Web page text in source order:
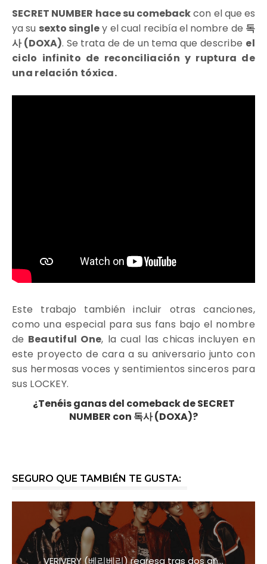
SECRET NUMBER hace su comebackcon el que es
ya su sexto singley el cual recibía el nombre de 독
사 (DOXA). Se trata de de un tema que describe el
ciclo infinito de reconciliación y ruptura de
una relación tóxica.
Este trabajo también incluir otras canciones,
como una especial para sus fans bajo el nombre
de Beautiful One, la cual las chicas incluyen en
este proyecto de cara a su aniversario junto con
sus hermosas voces y sentimientos sinceros para
sus LOCKEY.
¿Tenéis ganas del comeback de SECRET
NUMBER con 독사 (DOXA)?
SEGURO QUE TAMBIÉN TE GUSTA:
VERIVERY (베리베리) regresa tras dos añ...